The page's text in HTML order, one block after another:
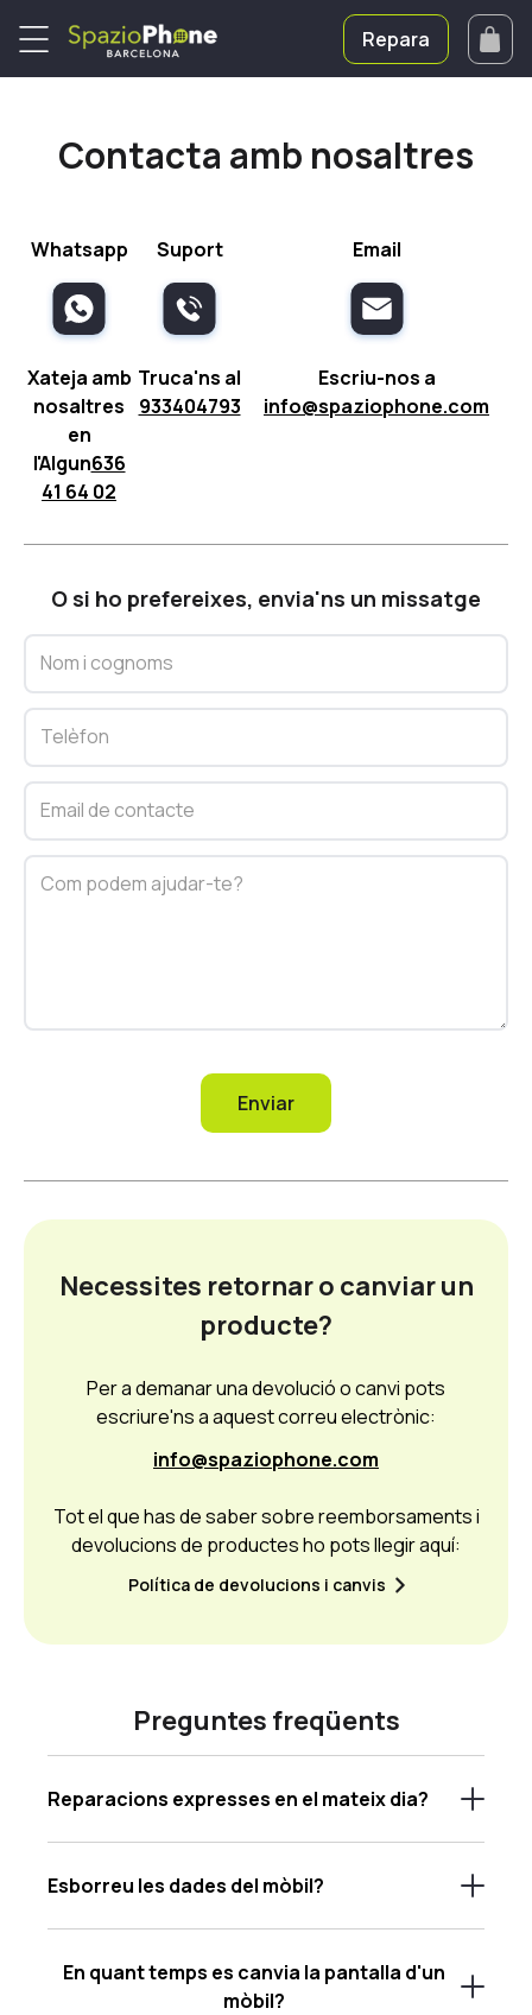
Repara
Contacta amb nosaltres
Whatsapp
Xateja amb
nosaltres
en
l'Algun636
41 64 02
Suport
Truca'ns al
933404793
Email
Escriu-nos a
info@spaziophone.com
O si ho prefereixes, envia'ns un missatge
Nom i cognoms
Telèfon
Email de contacte
Com podem ajudar-te?
Enviar
Necessites retornar o canviar un
producte?
Per a demanar una devolució o canvi pots
escriure'ns a aquest correu electrònic:
info@spaziophone.com
Tot el que has de saber sobre reemborsaments i
devolucions de productes ho pots llegir aquí:
Política de devolucions i canvis
Preguntes freqüents
Reparacions expresses en el mateix dia?
Esborreu les dades del mòbil?
En quant temps es canvia la pantalla d'un
mòbil?